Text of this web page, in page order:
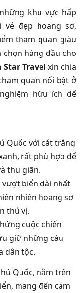
khu vực hấp
vẻ đẹp hoang sơ,
tham quan giàu
chọn hàng đầu cho
Star Travel xin chia
quan nổi bật ở
hữu ích để
Quốc với cát trắng
rất phù hợp để
thư giãn.
vượt biển dài nhất
nhiên hoang sơ
thú vị.
cuộc chiến
giữ những câu
dân tộc.
Quốc, nằm trên
mang đến cảm